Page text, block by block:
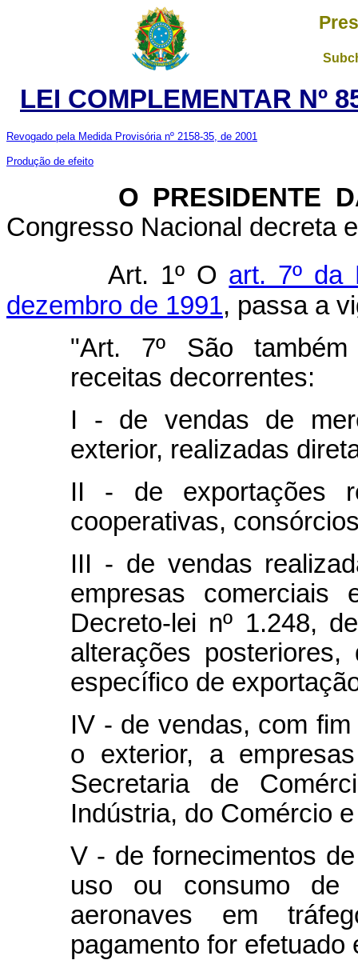
LEI COMPLEMENTAR Nº
Revogado pela Medida Provisória nº 2158-35, de 2001
Produção de efeito
O PRESIDENTE DA
Congresso Nacional decreta
Art. 1º O art. 7º da
dezembro de 1991, passa a
"Art. 7º São
receitas decorrentes:
I - de vendas de
exterior, realizadas
II - de exportações
cooperativas,
III - de vendas
empresas comerciais
Decreto-lei nº 1.248,
alterações
específico de
IV - de vendas, com
o exterior, a
Secretaria de
Indústria, do Comércio
V - de fornecimentos
uso ou consumo de
aeronaves em
pagamento for